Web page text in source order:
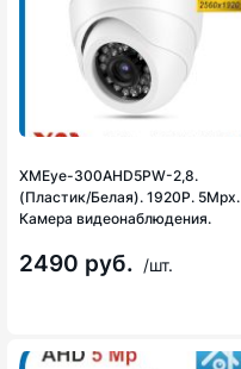
XMEye-300AHD5PW-2,8.
(Пластик/Белая). 1920P. 5Mpx.
Камера видеонаблюдения.
2490 руб. /шт.